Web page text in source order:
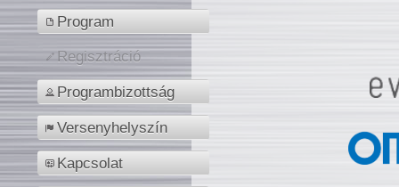
Program
Regisztráció
Programbizottság
Versenyhelyszín
Kapcsolat